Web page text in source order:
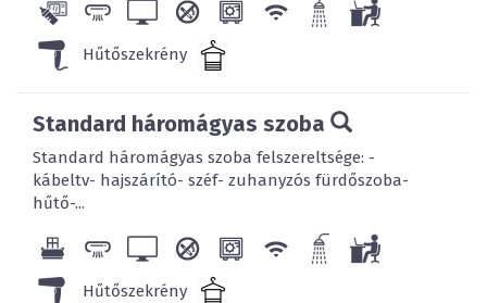
Hűtőszekrény
Standard háromágyas szoba
Standard háromágyas szoba felszereltsége: -
kábeltv- hajszárító- széf- zuhanyzós fürdőszoba-
hűtő-...
Hűtőszekrény